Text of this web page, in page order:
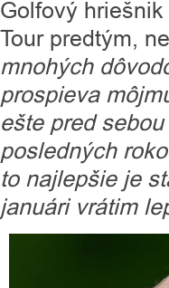
Golfový
Tour predtým,
mnohých
prospieva
ešte pred
posledných
to najlepšie je
januári vrátim